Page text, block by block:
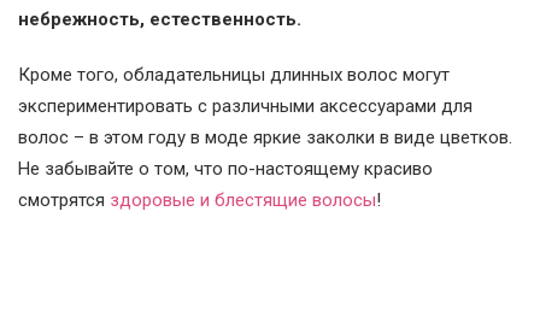
небрежность, естественность.
Кроме того, обладательницы длинных волос могут
экспериментировать с различными аксессуарами для
волос – в этом году в моде яркие заколки в виде цветков.
Не забывайте о том, что по-настоящему красиво
смотрятся здоровые и блестящие волосы!